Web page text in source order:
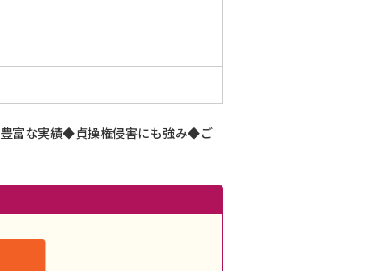
富な実績◆貞操権侵害にも強み◆ご